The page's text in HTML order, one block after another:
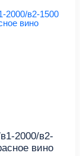
2000/в2-
вино